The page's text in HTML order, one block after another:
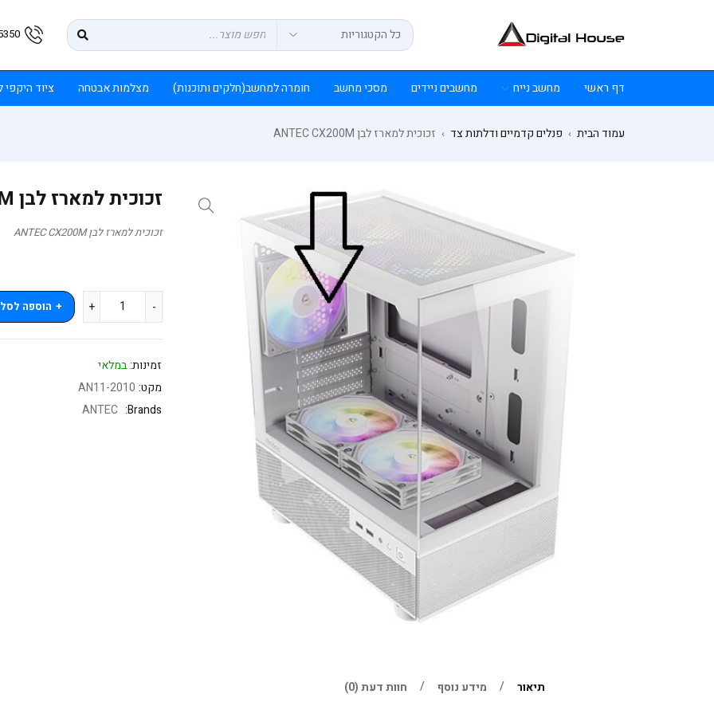
דף ראשי מחשב נייח מחשבים ניידים מסכי מחשב חומרה למחשב(חלקים ותוכנות) מצלמות אבטחה ציוד
עמוד הבית › פנלים קדמיים ודלתות צד › זכוכית למארז לבן ANTEC CX200M
זכוכית למארז לבן ANTEC CX200M
זכוכית למארז לבן ANTEC CX200M
הוספה לסל
זמינות:במלאי
מקט: AN11-2010
Brands:
ANTEC
תיאור מידע נוסף חוות דעת (0)